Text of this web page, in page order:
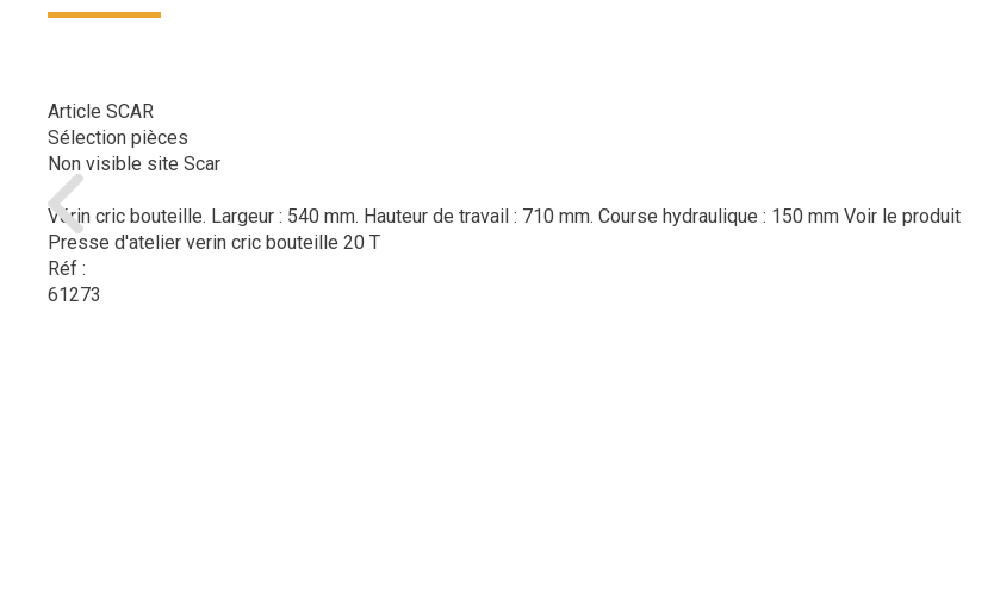
Article SCAR
Sélection pièces
Non visible site Scar
Vérin cric bouteille. Largeur : 540 mm. Hauteur de travail : 710 mm. Course hydraulique : 150 mm Voir le produit
Presse d'atelier verin cric bouteille 20 T
Réf :
61273